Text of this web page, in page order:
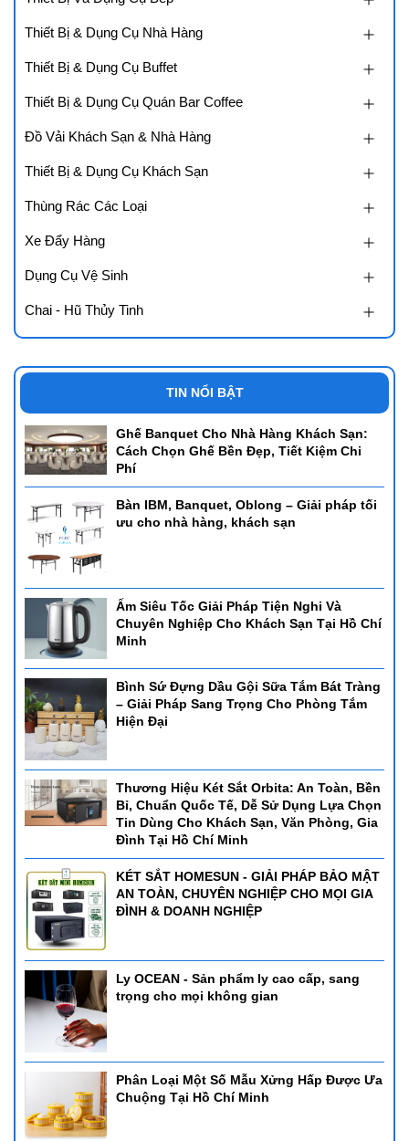
Lạc, Q. Bình Tân, TP. Hồ Chí Minh.
Hotline: 0905 880 131
Thiết Bị & Dụng Cụ Nhà Hàng
Thiết Bị & Dụng Cụ Buffet
Thiết Bị & Dụng Cụ Quán Bar Coffee
Đồ Vải Khách Sạn & Nhà Hàng
Thiết Bị & Dụng Cụ Khách Sạn
Thùng Rác Các Loại
Xe Đẩy Hàng
Dụng Cụ Vệ Sinh
Chai - Hũ Thủy Tinh
TIN NỔI BẬT
Ghế Banquet Cho Nhà Hàng Khách Sạn:
Cách Chọn Ghế Bền Đẹp, Tiết Kiệm Chi
Phí
Bàn IBM, Banquet, Oblong – Giải pháp tối
ưu cho nhà hàng, khách sạn
Ấm Siêu Tốc Giải Pháp Tiện Nghi Và
Chuyên Nghiệp Cho Khách Sạn Tại Hồ Chí
Minh
Bình Sứ Đựng Dầu Gội Sữa Tắm Bát Tràng
– Giải Pháp Sang Trọng Cho Phòng Tắm
Hiện Đại
Thương Hiệu Két Sắt Orbita: An Toàn, Bền
Bỉ, Chuẩn Quốc Tế, Dễ Sử Dụng Lựa Chọn
Tin Dùng Cho Khách Sạn, Văn Phòng, Gia
Đình Tại Hồ Chí Minh
KÉT SẮT HOMESUN - GIẢI PHÁP BẢO MẬT
AN TOÀN, CHUYÊN NGHIỆP CHO MỌI GIA
ĐÌNH & DOANH NGHIỆP
Ly OCEAN - Sản phẩm ly cao cấp, sang
trọng cho mọi không gian
Phân Loại Một Số Mẫu Xửng Hấp Được Ưa
Chuộng Tại Hồ Chí Minh